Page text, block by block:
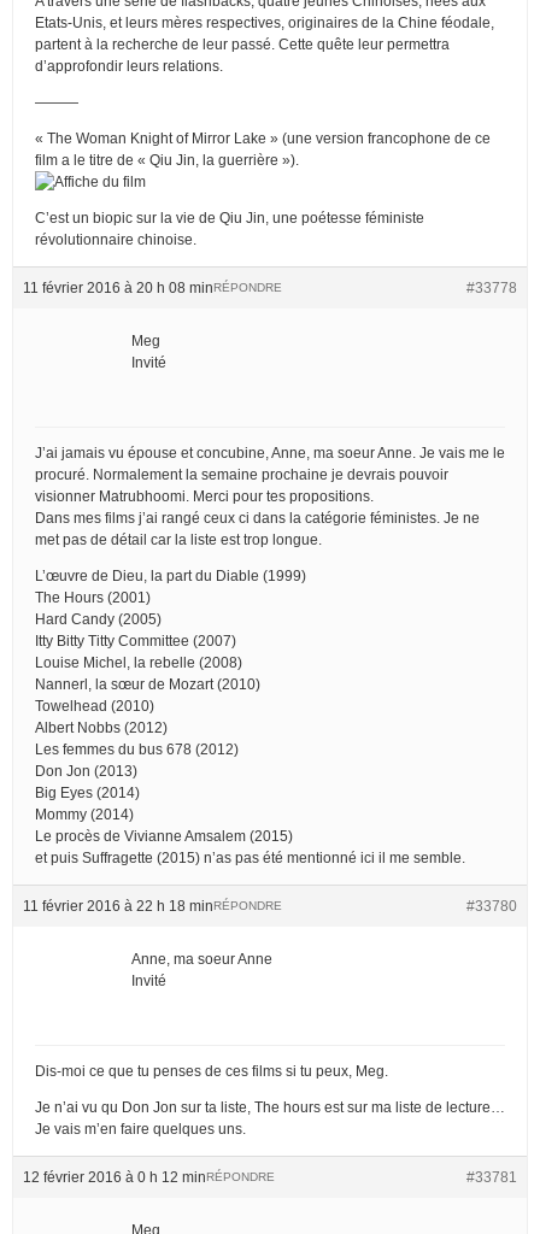
Etats-Unis, et leurs mères respectives, originaires de la Chine féodale,
partent à la recherche de leur passé. Cette quête leur permettra
d’approfondir leurs relations.
———
« The Woman Knight of Mirror Lake » (une version francophone de ce
film a le titre de « Qiu Jin, la guerrière »).
C’est un biopic sur la vie de Qiu Jin, une poétesse féministe
révolutionnaire chinoise.
11 février 2016 à 20 h 08 min #33778
RÉPONDRE
Meg
Invité
J’ai jamais vu épouse et concubine, Anne, ma soeur Anne. Je vais me le
procuré. Normalement la semaine prochaine je devrais pouvoir
visionner Matrubhoomi. Merci pour tes propositions.
Dans mes films j’ai rangé ceux ci dans la catégorie féministes. Je ne
met pas de détail car la liste est trop longue.
L’œuvre de Dieu, la part du Diable (1999)
The Hours (2001)
Hard Candy (2005)
Itty Bitty Titty Committee (2007)
Louise Michel, la rebelle (2008)
Nannerl, la sœur de Mozart (2010)
Towelhead (2010)
Albert Nobbs (2012)
Les femmes du bus 678 (2012)
Don Jon (2013)
Big Eyes (2014)
Mommy (2014)
Le procès de Vivianne Amsalem (2015)
et puis Suffragette (2015) n’as pas été mentionné ici il me semble.
11 février 2016 à 22 h 18 min #33780
RÉPONDRE
Anne, ma soeur Anne
Invité
Dis-moi ce que tu penses de ces films si tu peux, Meg.
Je n’ai vu qu Don Jon sur ta liste, The hours est sur ma liste de lecture…
Je vais m’en faire quelques uns.
12 février 2016 à 0 h 12 min #33781
RÉPONDRE
Meg